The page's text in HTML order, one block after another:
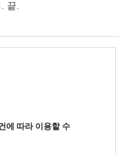
끝.
에 따라 이용할 수